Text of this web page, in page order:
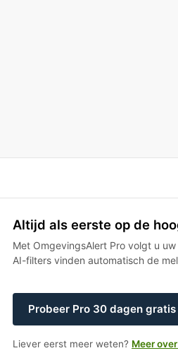
Altijd als eerste op de
Met OmgevingsAlert Pro volgt u
AI-filters vinden automatisch de
Probeer Pro 30 dagen gratis
Liever eerst meer weten? Meer